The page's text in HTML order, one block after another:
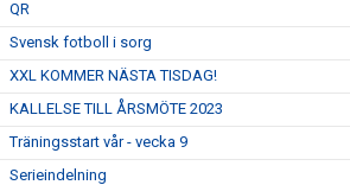
QR
Svensk fotboll i sorg
XXL KOMMER NÄSTA TISDAG!
KALLELSE TILL ÅRSMÖTE 2023
Träningsstart vår - vecka 9
Serieindelning